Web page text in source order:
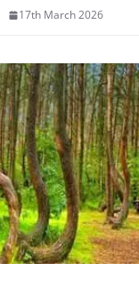
17th March 2026